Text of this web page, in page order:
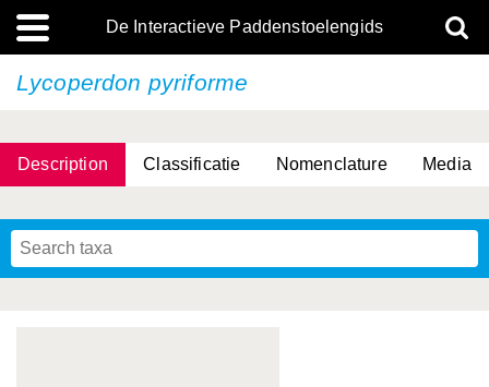
De Interactieve Paddenstoelengids
Lycoperdon pyriforme
Description Classificatie Nomenclature Media